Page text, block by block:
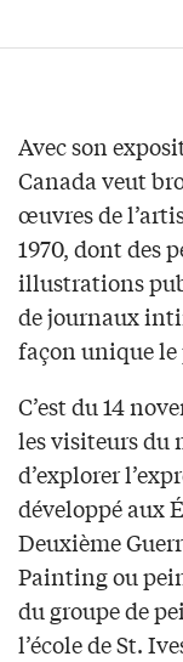
Avec son
Canada veut
œuvres de
1970, dont des
illustrations
de journaux
façon unique le
C’est du 14
les visiteurs du
d’explorer
développé aux
Deuxième
Painting ou
du groupe de
l’école de St.